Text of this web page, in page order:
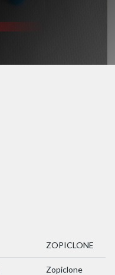
ZOPICLONE
Zopiclone